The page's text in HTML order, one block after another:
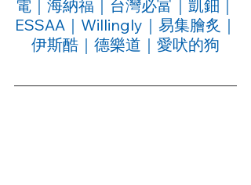
電｜海納福｜台灣必富｜凱鈿｜
ESSAA｜Willingly｜易集膾炙｜
伊斯酷｜德樂道｜愛吠的狗